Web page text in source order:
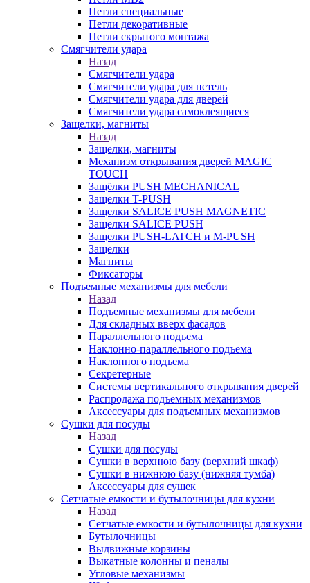
Петли специальные
Петли декоративные
Петли скрытого монтажа
Смягчители удара
Назад
Смягчители удара
Смягчители удара для петель
Смягчители удара для дверей
Cмягчители удара самоклеящиеся
Защелки, магниты
Назад
Защелки, магниты
Механизм открывания дверей MAGIC
TOUCH
Защёлки PUSH MECHANICAL
Защелки T-PUSH
Защелки SALICE PUSH MAGNETIC
Защелки SALICE PUSH
Защелки PUSH-LATCH и M-PUSH
Защелки
Магниты
Фиксаторы
Подъемные механизмы для мебели
Назад
Подъемные механизмы для мебели
Для складных вверх фасадов
Параллельного подъема
Наклонно-параллельного подъема
Наклонного подъема
Секретерные
Системы вертикального открывания дверей
Распродажа подъемных механизмов
Аксессуары для подъемных механизмов
Сушки для посуды
Назад
Сушки для посуды
Сушки в верхнюю базу (верхний шкаф)
Сушки в нижнюю базу (нижняя тумба)
Аксессуары для сушек
Сетчатые емкости и бутылочницы для кухни
Назад
Сетчатые емкости и бутылочницы для кухни
Бутылочницы
Выдвижные корзины
Выкатные колонны и пеналы
Угловые механизмы